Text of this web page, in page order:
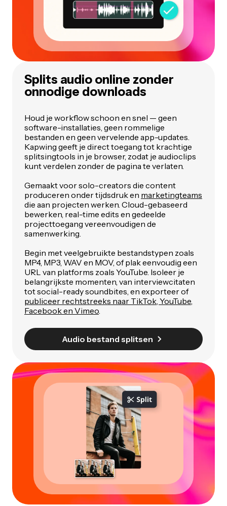
Splits audio online zonder
onnodige downloads
Houd je workflow schoon en snel — geen
software-installaties, geen rommelige
bestanden en geen vervelende app-updates.
Kapwing geeft je direct toegang tot krachtige
splitsingtools in je browser, zodat je audioclips
kunt verdelen zonder de pagina te verlaten.
Gemaakt voor solo-creators die content
produceren onder tijdsdruk en marketingteams
die aan projecten werken. Cloud-gebaseerd
bewerken, real-time edits en gedeelde
projecttoegang vereenvoudigen de
samenwerking.
Begin met veelgebruikte bestandstypen zoals
MP4, MP3, WAV en MOV, of plak eenvoudig een
URL van platforms zoals YouTube. Isoleer je
belangrijkste momenten, van interviewcitaten
tot social-ready soundbites, en exporteer of
publiceer rechtstreeks naar TikTok, YouTube,
Facebook en Vimeo.
Audio bestand splitsen